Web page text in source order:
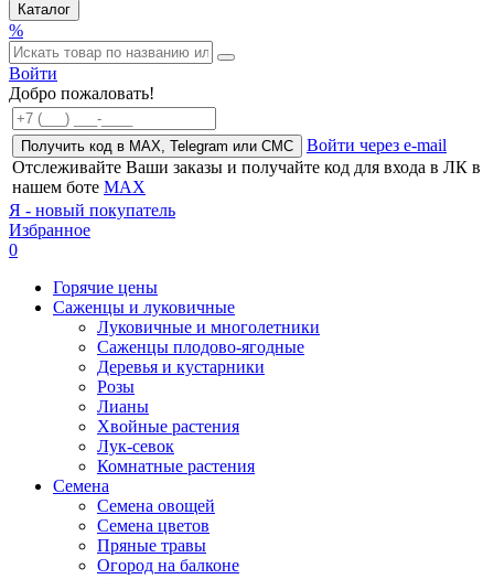
Каталог
%
Войти
Добро пожаловать!
Получить код в MAX, Telegram или СМС
Войти через e-mail
Отслеживайте Ваши заказы и получайте код для входа в ЛК в
нашем боте MAX
Я - новый покупатель
Избранное
0
Горячие цены
Саженцы и луковичные
Луковичные и многолетники
Саженцы плодово-ягодные
Деревья и кустарники
Розы
Лианы
Хвойные растения
Лук-севок
Комнатные растения
Семена
Семена овощей
Семена цветов
Пряные травы
Огород на балконе